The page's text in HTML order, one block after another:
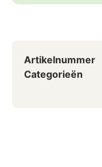
Artikelnummer
Categorieën